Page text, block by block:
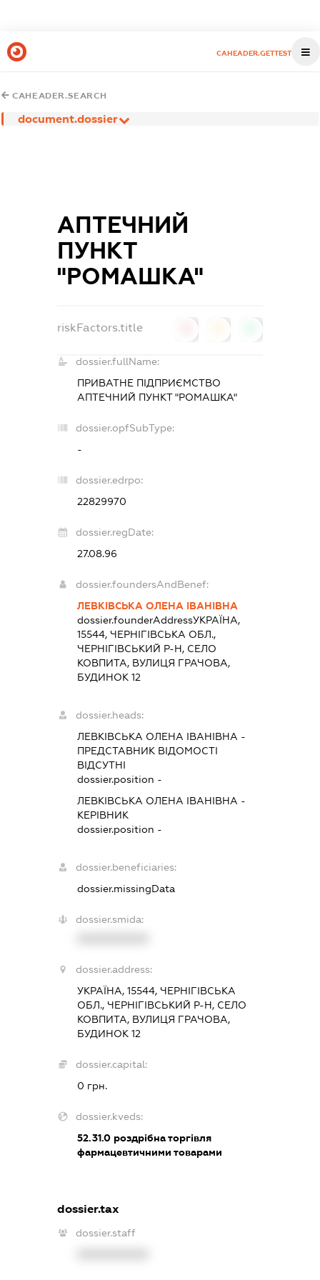
CAHEADER.GETTEST
CAHEADER.SEARCH
document.dossier
АПТЕЧНИЙ
ПУНКТ
"РОМАШКА"
riskFactors.title
dossier.fullName:
ПРИВАТНЕ ПІДПРИЄМСТВО
АПТЕЧНИЙ ПУНКТ "РОМАШКА"
dossier.opfSubType:
-
dossier.edrpo:
22829970
dossier.regDate:
27.08.96
dossier.foundersAndBenef:
ЛЕВКІВСЬКА ОЛЕНА ІВАНІВНА
dossier.founderAddressУКРАЇНА,
15544, ЧЕРНІГІВСЬКА ОБЛ.,
ЧЕРНІГІВСЬКИЙ Р-Н, СЕЛО
КОВПИТА, ВУЛИЦЯ ГРАЧОВА,
БУДИНОК 12
dossier.heads:
ЛЕВКІВСЬКА ОЛЕНА ІВАНІВНА -
ПРЕДСТАВНИК ВІДОМОСТІ
ВІДСУТНІ
dossier.position -
ЛЕВКІВСЬКА ОЛЕНА ІВАНІВНА -
КЕРІВНИК
dossier.position -
dossier.beneficiaries:
dossier.missingData
dossier.smida:
dossier.address:
УКРАЇНА, 15544, ЧЕРНІГІВСЬКА
ОБЛ., ЧЕРНІГІВСЬКИЙ Р-Н, СЕЛО
КОВПИТА, ВУЛИЦЯ ГРАЧОВА,
БУДИНОК 12
dossier.capital:
0 грн.
dossier.kveds:
52.31.0роздрібна торгівля
фармацевтичними товарами
dossier.tax
dossier.staff